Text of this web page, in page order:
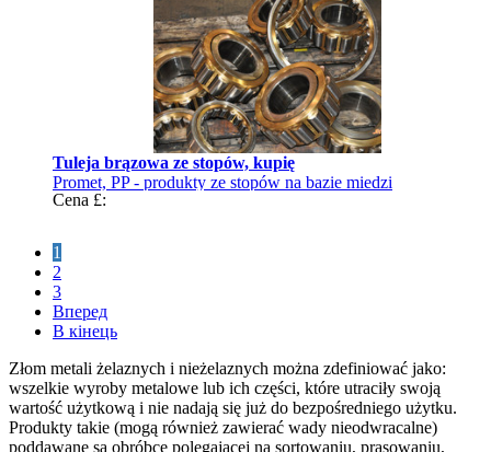
Tuleja brązowa ze stopów, kupię
Promet, PP - produkty ze stopów na bazie miedzi
Cena £:
1
2
3
Вперед
В кінець
Złom metali żelaznych i nieżelaznych można zdefiniować jako:
wszelkie wyroby metalowe lub ich części, które utraciły swoją
wartość użytkową i nie nadają się już do bezpośredniego użytku.
Produkty takie (mogą również zawierać wady nieodwracalne)
poddawane są obróbce polegającej na sortowaniu, prasowaniu,